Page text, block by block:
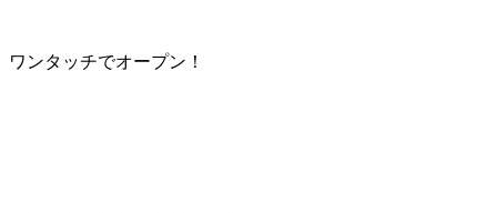
ワンタッチでオープン！